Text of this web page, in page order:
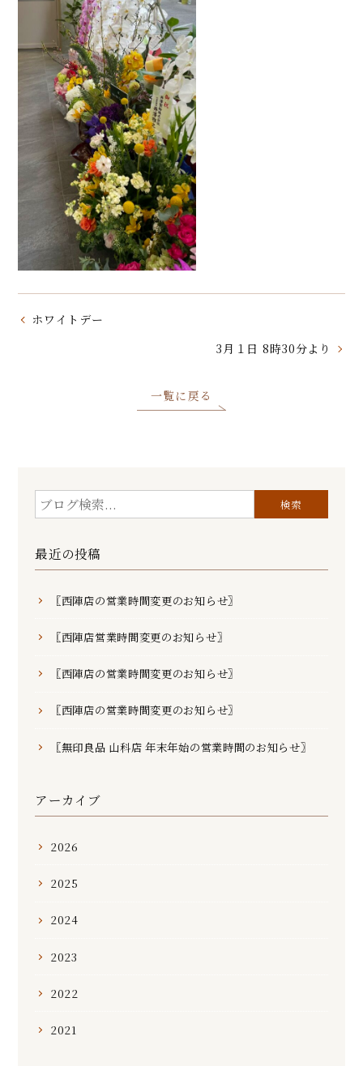
ホワイトデー
3月１日 8時30分より
一覧に戻る
最近の投稿
〖西陣店の営業時間変更のお知らせ〗
〖西陣店営業時間変更のお知らせ〗
〖西陣店の営業時間変更のお知らせ〗
〖西陣店の営業時間変更のお知らせ〗
〖無印良品 山科店 年末年始の営業時間のお知らせ〗
アーカイブ
2026
2025
2024
2023
2022
2021